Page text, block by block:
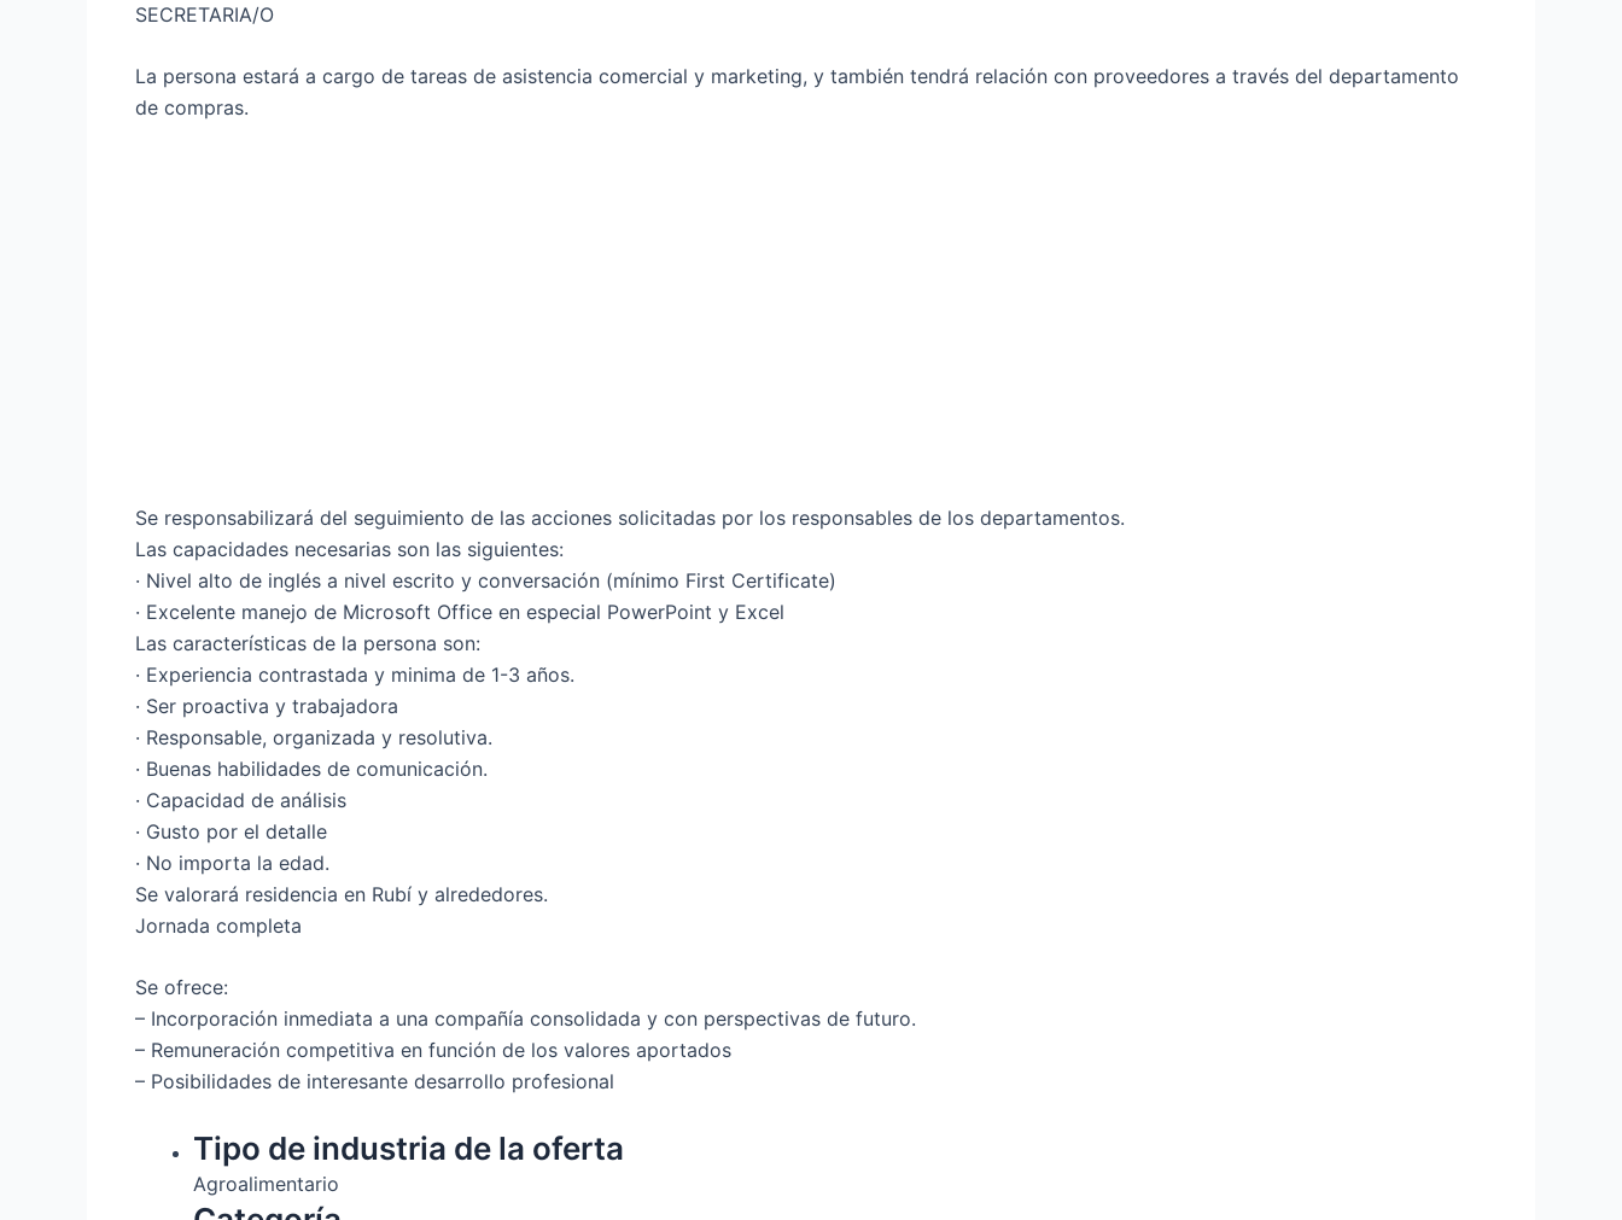
SECRETARIA/O
La persona estará a cargo de tareas de asistencia comercial y marketing, y también tendrá relación con proveedores a través del departamento
de compras.
Se responsabilizará del seguimiento de las acciones solicitadas por los responsables de los departamentos.
Las capacidades necesarias son las siguientes:
· Nivel alto de inglés a nivel escrito y conversación (mínimo First Certificate)
· Excelente manejo de Microsoft Office en especial PowerPoint y Excel
Las características de la persona son:
· Experiencia contrastada y minima de 1-3 años.
· Ser proactiva y trabajadora
· Responsable, organizada y resolutiva.
· Buenas habilidades de comunicación.
· Capacidad de análisis
· Gusto por el detalle
· No importa la edad.
Se valorará residencia en Rubí y alrededores.
Jornada completa
Se ofrece:
– Incorporación inmediata a una compañía consolidada y con perspectivas de futuro.
– Remuneración competitiva en función de los valores aportados
– Posibilidades de interesante desarrollo profesional
Tipo de industria de la oferta
Agroalimentario